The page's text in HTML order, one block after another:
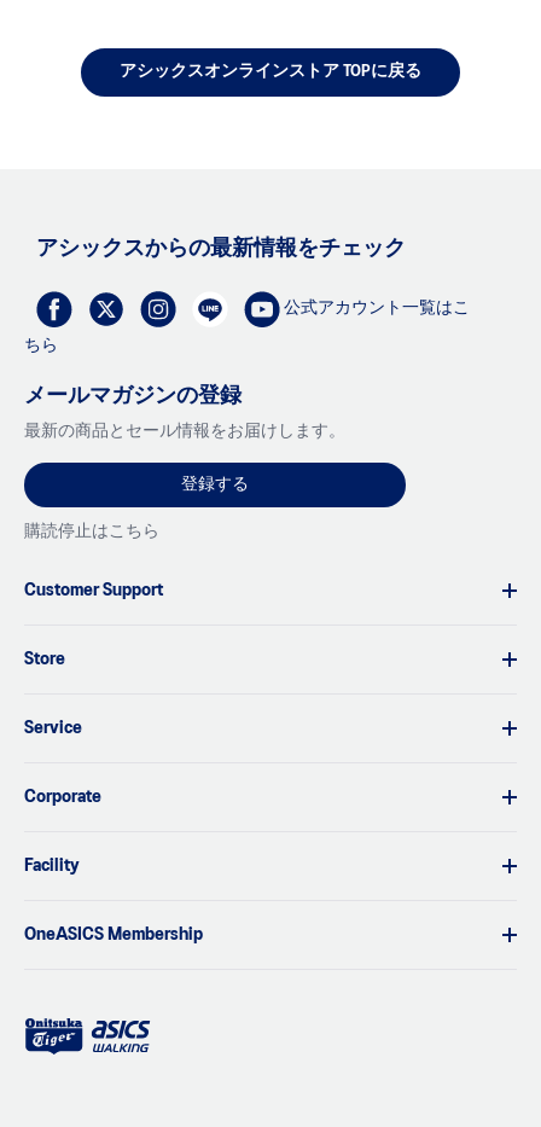
アシックスオンラインストア TOPに戻る
アシックスからの最新情報をチェック
公式アカウント一覧はこ
ちら
メールマガジンの登録
最新の商品とセール情報をお届けします。
登録する
購読停止はこちら
Customer Support
Store
Service
Corporate
Facility
OneASICS Membership